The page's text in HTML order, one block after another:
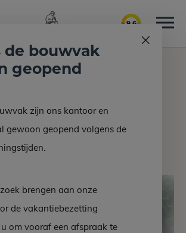
9.6
Grafsteen DM 16-10
DM 16-10
de bouwvak
geopend
zijn ons kantoor en
gewoon geopend volgens de
brengen aan onze
de vakantiebezetting
om vooraf een afspraak te